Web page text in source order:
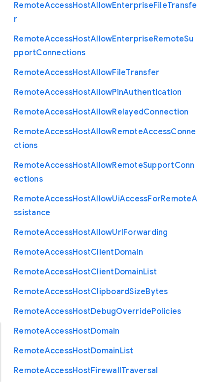
RemoteAccessHostAllowEnterpriseFileTransfe
r
RemoteAccessHostAllowEnterpriseRemoteSu
pportConnections
RemoteAccessHostAllowFileTransfer
RemoteAccessHostAllowPinAuthentication
RemoteAccessHostAllowRelayedConnection
RemoteAccessHostAllowRemoteAccessConne
ctions
RemoteAccessHostAllowRemoteSupportConn
ections
RemoteAccessHostAllowUiAccessForRemoteA
ssistance
RemoteAccessHostAllowUrlForwarding
RemoteAccessHostClientDomain
RemoteAccessHostClientDomainList
RemoteAccessHostClipboardSizeBytes
RemoteAccessHostDebugOverridePolicies
RemoteAccessHostDomain
RemoteAccessHostDomainList
RemoteAccessHostFirewallTraversal